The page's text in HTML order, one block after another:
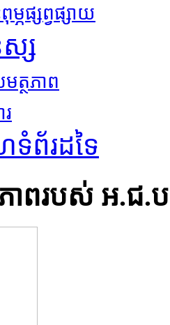
ភផ្សព្វផ្សាយ
ស
ត្ថភាព
ទំព័រដទៃ
ាពរបស់ អ.ជ.ប